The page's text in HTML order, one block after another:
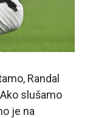
Randal
slušamo
je na